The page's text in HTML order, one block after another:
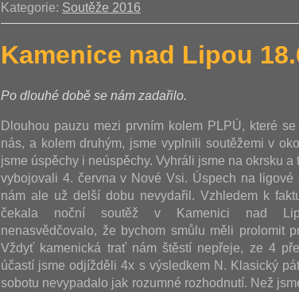
Kategorie: Soutěže 2016
Kamenice nad Lipou
Po dlouhé době se nám zadařilo.
Dlouhou pauzu mezi prvním kolem PLPÚ, které
nás, a kolem druhým, jsme vyplnili soutěžemi v
jsme úspěchy i neúspěchy. Vyhráli jsme na okrsku a
vybojovali 4. června v Nové Vsi. Úspech na ligové
nám ale už delší dobu nevydařil. Vzhledem k
čekala noční soutěž v Kamenici nad
nenasvědčovalo, že bychom smůlu měli prolomit
Vždyť kamenická trať nám štěstí nepřeje, ze 4
účastí jsme odjížděli 4x s výsledkem N. Klasický
sobotu nevypadalo jak rozumné rozhodnutí. Než